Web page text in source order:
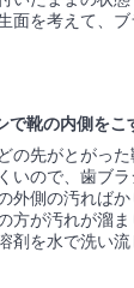
面を考えて、
で靴の内側をこ
の先がとがっ
いので、歯ブ
外側の汚れば
方が汚れが溜
剤を水で洗い流